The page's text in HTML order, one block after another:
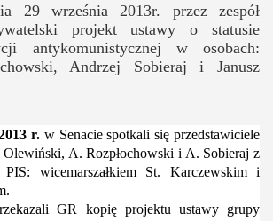
29 września 2013r. przez zespół
projekt ustawy o statusie
antykomunistycznej w osobach:
Andrzej Sobieraj i Janusz
r. w Senacie spotkali się przedstawiciele
A. Rozpłochowski i A. Sobieraj z
PIS: wicemarszałkiem St. Karczewskim i
GR kopię projektu ustawy grupy